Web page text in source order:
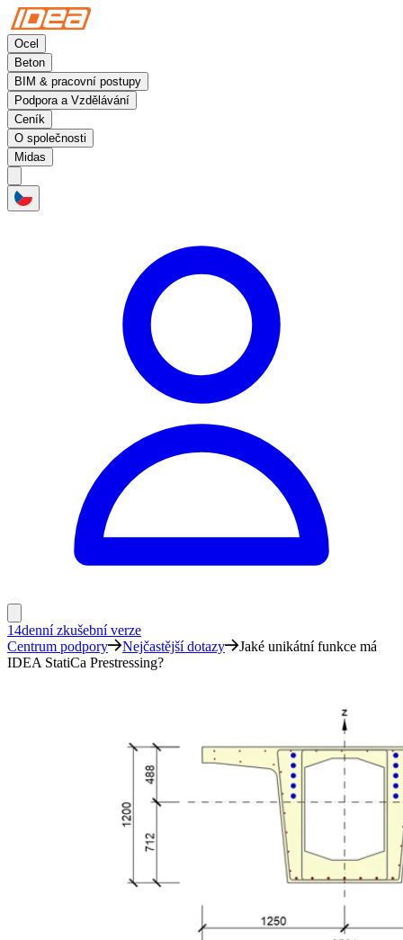
Ocel
Beton
BIM & pracovní postupy
Podpora a Vzdělávání
Ceník
O společnosti
Midas
14denní zkušební verze
Centrum podpory
Nejčastější dotazy
Jaké unikátní funkce má
IDEA StatiCa Prestressing?